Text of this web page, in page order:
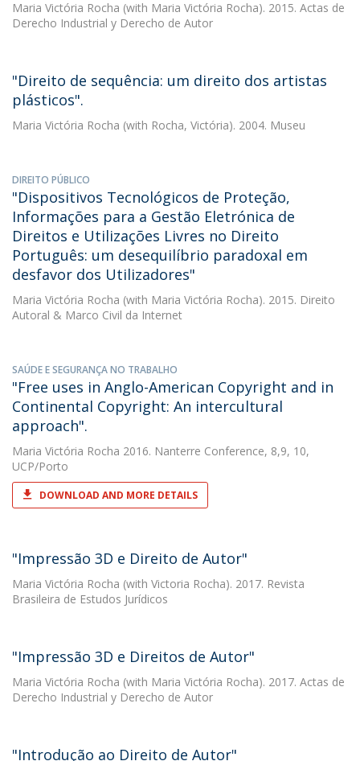
Maria Victória Rocha (with Maria Victória Rocha). 2015. Actas de
Derecho Industrial y Derecho de Autor
"Direito de sequência: um direito dos artistas
plásticos".
Maria Victória Rocha (with Rocha, Victória). 2004. Museu
DIREITO PÚBLICO
"Dispositivos Tecnológicos de Proteção,
Informações para a Gestão Eletrónica de
Direitos e Utilizações Livres no Direito
Português: um desequilíbrio paradoxal em
desfavor dos Utilizadores"
Maria Victória Rocha (with Maria Victória Rocha). 2015. Direito
Autoral & Marco Civil da Internet
SAÚDE E SEGURANÇA NO TRABALHO
"Free uses in Anglo-American Copyright and in
Continental Copyright: An intercultural
approach".
Maria Victória Rocha 2016. Nanterre Conference, 8,9, 10,
UCP/Porto
DOWNLOAD AND MORE DETAILS
"Impressão 3D e Direito de Autor"
Maria Victória Rocha (with Victoria Rocha). 2017. Revista
Brasileira de Estudos Jurídicos
"Impressão 3D e Direitos de Autor"
Maria Victória Rocha (with Maria Victória Rocha). 2017. Actas de
Derecho Industrial y Derecho de Autor
"Introdução ao Direito de Autor"